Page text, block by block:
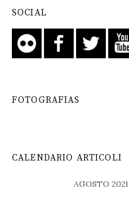
SOCIAL
FOTOGRAFIAS
CALENDARIO ARTICOLI
AGOSTO 2021